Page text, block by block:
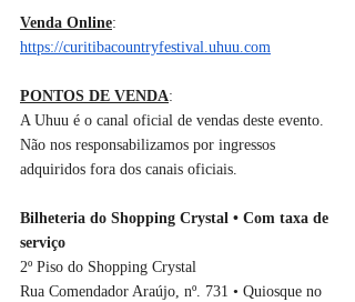
Venda Online:
https://curitibacountryfestival.uhuu.com
PONTOS DE VENDA:
A Uhuu é o canal oficial de vendas deste evento.
Não nos responsabilizamos por ingressos
adquiridos fora dos canais oficiais.
Bilheteria do Shopping Crystal • Com taxa de
serviço
2º Piso do Shopping Crystal
Rua Comendador Araújo, nº. 731 • Quiosque no